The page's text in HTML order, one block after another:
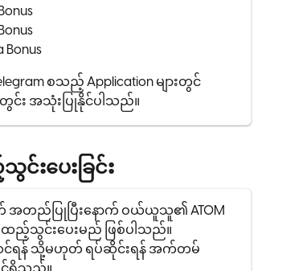
စသည့် Application များတွင်
င်း အသုံးပြုနိုင်ပါသည်။
ပေးခြင်း
အတည်ပြုပြီးနောက် ဝယ်ယူသူ၏ ATOM
ည့်သွင်းပေးမည် ဖြစ်ပါသည်။
င်ဆင်ရန် သို့မဟုတ် ရပ်ဆိုင်းရန် အက်တမ်